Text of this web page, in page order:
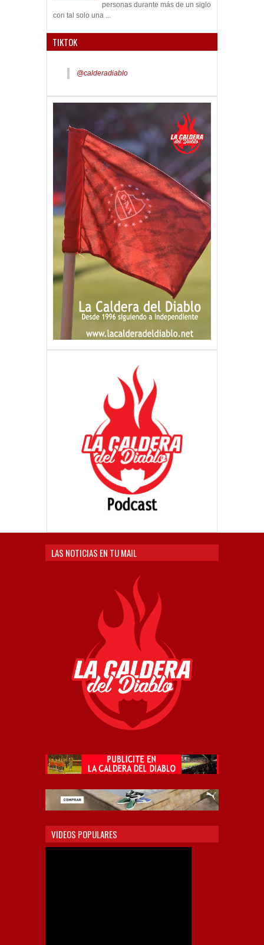
personas durante más de un siglo
con tal solo una ...
TIKTOK
@calderadiablo
LAS NOTICIAS EN TU MAIL
VIDEOS POPULARES